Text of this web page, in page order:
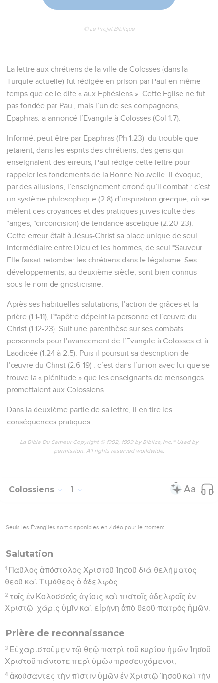
© Le Projet Biblique
La lettre aux chrétiens de la ville de Colosses (dans la
Turquie actuelle) fut rédigée en prison par Paul en même
temps que celle dite « aux Ephésiens ». Cette Eglise ne fut
pas fondée par Paul, mais l’un de ses compagnons,
Epaphras, a annoncé l’Evangile à Colosses (Col 1.7).
Informé, peut-être par Epaphras (Ph 1.23), du trouble que
jetaient, dans les esprits des chrétiens, des gens qui
enseignaient des erreurs, Paul rédige cette lettre pour
rappeler les fondements de la Bonne Nouvelle. Il évoque,
par des allusions, l’enseignement erroné qu’il combat : c’est
un système philosophique (2.8) d’inspiration grecque, où se
mêlent des croyances et des pratiques juives (culte des
*anges, *circoncision) de tendance ascétique (2.20-23).
Cette erreur ôtait à Jésus-Christ sa place unique de seul
intermédiaire entre Dieu et les hommes, de seul *Sauveur.
Elle faisait retomber les chrétiens dans le légalisme. Ses
développements, au deuxième siècle, sont bien connus
sous le nom de gnosticisme.
Après ses habituelles salutations, l’action de grâces et la
prière (1.1-11), l’*apôtre dépeint la personne et l’œuvre du
Christ (1.12-23). Suit une parenthèse sur ses combats
personnels pour l’avancement de l’Evangile à Colosses et à
Laodicée (1.24 à 2.5). Puis il poursuit sa description de
l’œuvre du Christ (2.6-19) : c’est dans l’union avec lui que se
trouve la « plénitude » que les enseignants de mensonges
promettaient aux Colossiens.
Dans la deuxième partie de sa lettre, il en tire les
conséquences pratiques :
La Bible Du Semeur Copyright © 1992, 1999 by Biblica, Inc.® Used by
permission. All rights reserved worldwide.
Colossiens 1
Seuls les Évangiles sont disponibles en vidéo pour le moment.
Salutation
1 Παῦλος ἀπόστολος Χριστοῦ Ἰησοῦ διὰ θελήματος
θεοῦ καὶ Τιμόθεος ὁ ἀδελφὸς
2 τοῖς ἐν Κολοσσαῖς ἁγίοις καὶ πιστοῖς ἀδελφοῖς ἐν
Χριστῷ· χάρις ὑμῖν καὶ εἰρήνη ἀπὸ θεοῦ πατρὸς ἡμῶν.
Prière de reconnaissance
3 Εὐχαριστοῦμεν τῷ θεῷ πατρὶ τοῦ κυρίου ἡμῶν Ἰησοῦ
Χριστοῦ πάντοτε περὶ ὑμῶν προσευχόμενοι,
4 ἀκούσαντες τὴν πίστιν ὑμῶν ἐν Χριστῷ Ἰησοῦ καὶ τὴν